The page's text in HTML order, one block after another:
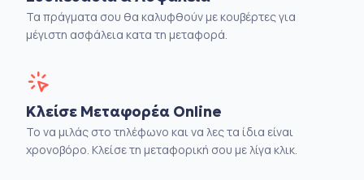
Τα πράγματα σου θα καλυφθούν με κουβέρτες για
μέγιστη ασφάλεια κατα τη μεταφορά.
Κλείσε Μεταφορέα Online
Το να μιλάς στο τηλέφωνο και να λες τα ίδια είναι
χρονοβόρο. Κλείσε τη μεταφορική σου με λίγα κλικ.